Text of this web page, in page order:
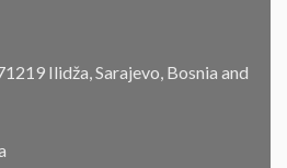
Ilidža, Sarajevo, Bosnia and